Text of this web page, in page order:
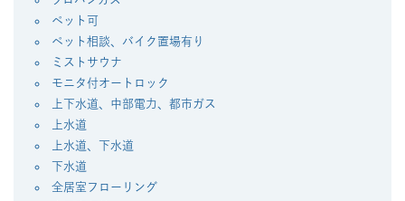
ペット可
ペット相談、バイク置場有り
ミストサウナ
モニタ付オートロック
上下水道、中部電力、都市ガス
上水道
上水道、下水道
下水道
全居室フローリング